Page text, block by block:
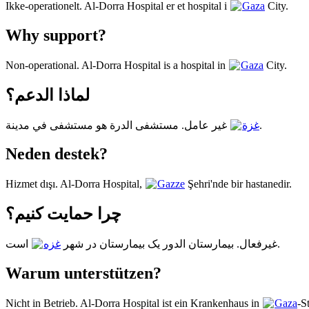
Ikke-operationelt. Al-Dorra Hospital er et hospital i Gaza City.
Why support?
Non-operational. Al-Dorra Hospital is a hospital in Gaza City.
لماذا الدعم؟
غزة.
Neden destek?
Hizmet dışı. Al-Dorra Hospital, Gazze Şehri'nde bir hastanedir.
چرا حمایت کنیم؟
غیرفعال. بیمارستان الدور یک بیمارستان در شهر غزه است.
Warum unterstützen?
Nicht in Betrieb. Al-Dorra Hospital ist ein Krankenhaus in Gaza-